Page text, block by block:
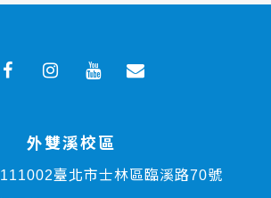
外雙溪校區
111002臺北市士林區臨溪路70號